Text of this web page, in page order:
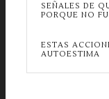
SEÑALES DE
PORQUE NO
ESTAS
AUTOESTIMA